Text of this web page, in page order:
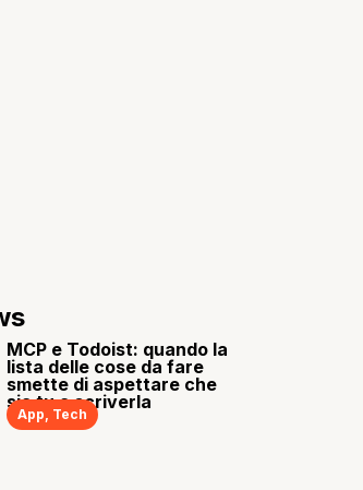
MCP e Todoist: quando la
lista delle cose da fare
smette di aspettare che
sia tu a scriverla
App, Tech